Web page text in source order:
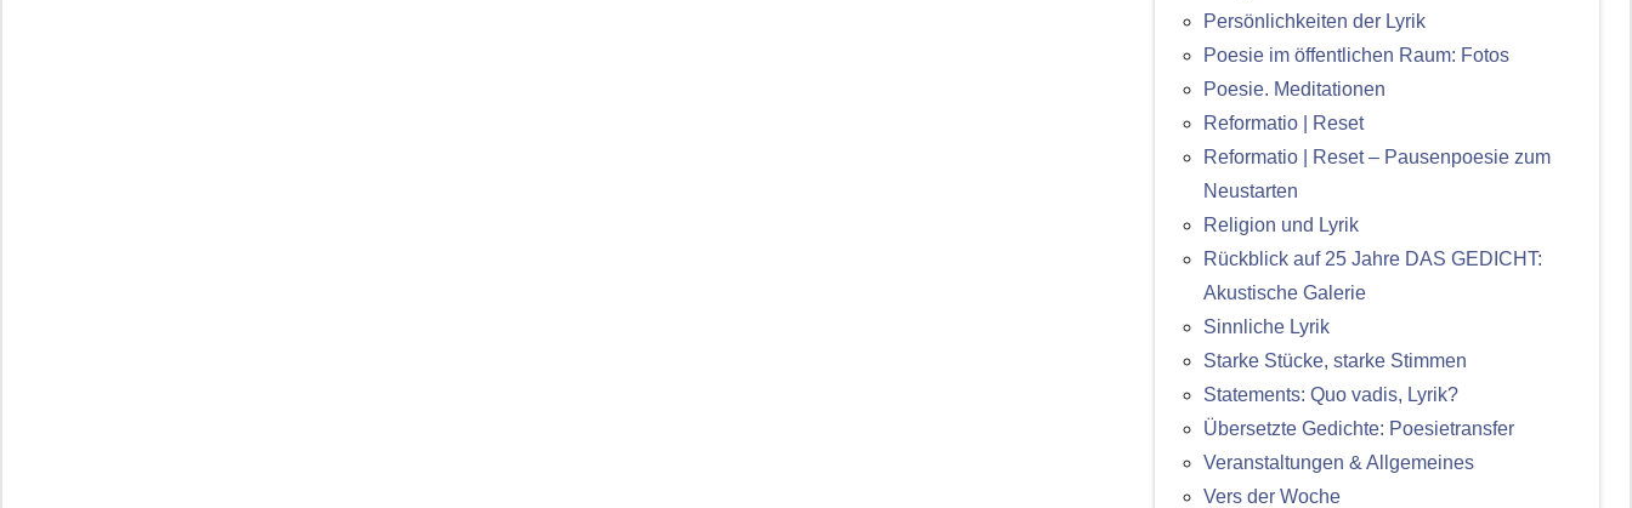
Persönlichkeiten der Lyrik
Poesie im öffentlichen Raum: Fotos
Poesie. Meditationen
Reformatio | Reset
Reformatio | Reset – Pausenpoesie zum
Neustarten
Religion und Lyrik
Rückblick auf 25 Jahre DAS GEDICHT:
Akustische Galerie
Sinnliche Lyrik
Starke Stücke, starke Stimmen
Statements: Quo vadis, Lyrik?
Übersetzte Gedichte: Poesietransfer
Veranstaltungen & Allgemeines
Vers der Woche